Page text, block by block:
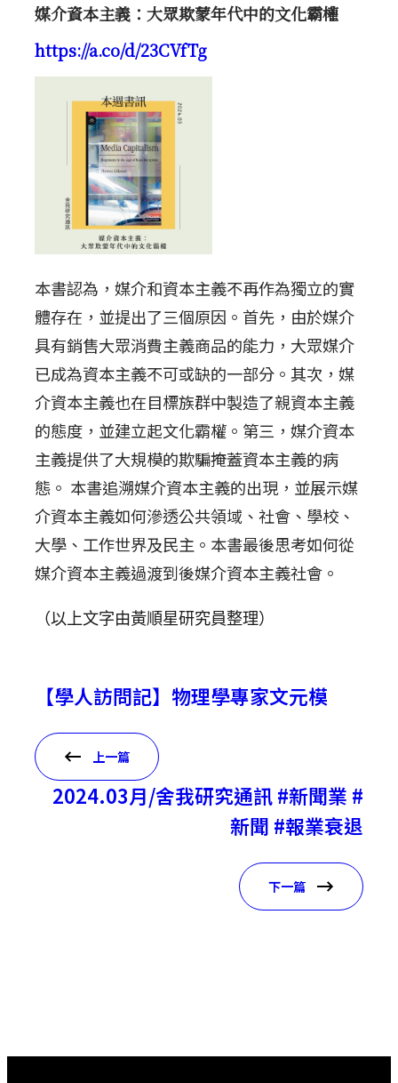
媒介資本主義：大眾欺蒙年代中的文化霸權
https://a.co/d/23CVfTg
本書認為，媒介和資本主義不再作為獨立的實
體存在，並提出了三個原因。首先，由於媒介
具有銷售大眾消費主義商品的能力，大眾媒介
已成為資本主義不可或缺的一部分。其次，媒
介資本主義也在目標族群中製造了親資本主義
的態度，並建立起文化霸權。第三，媒介資本
主義提供了大規模的欺騙掩蓋資本主義的病
態。 本書追溯媒介資本主義的出現，並展示媒
介資本主義如何滲透公共領域、社會、學校、
大學、工作世界及民主。本書最後思考如何從
媒介資本主義過渡到後媒介資本主義社會。
（以上文字由黃順星研究員整理）
【學人訪問記】物理學專家文元模
上一篇
2024.03月/舍我研究通訊 #新聞業 #
新聞 #報業衰退
下一篇